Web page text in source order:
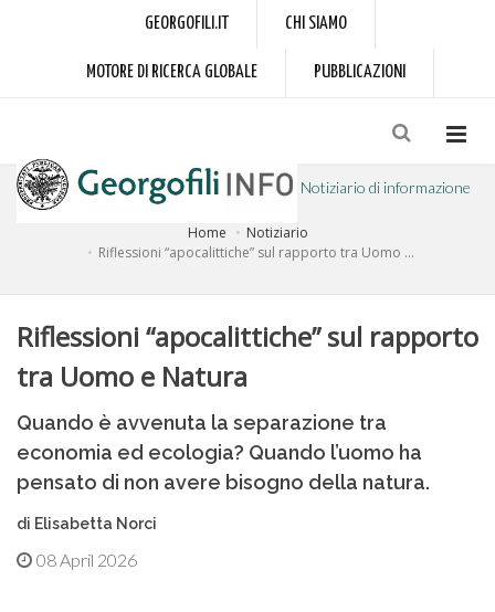
GEORGOFILI.IT CHI SIAMO
MOTORE DI RICERCA GLOBALE PUBBLICAZIONI
Notiziario di informazione
a cura dell'Accademia dei Georgofili
Home
Notiziario
Riflessioni “apocalittiche” sul rapporto tra Uomo ...
Riflessioni “apocalittiche” sul rapporto
tra Uomo e Natura
Quando è avvenuta la separazione tra
economia ed ecologia? Quando l’uomo ha
pensato di non avere bisogno della natura.
di Elisabetta Norci
08 April 2026